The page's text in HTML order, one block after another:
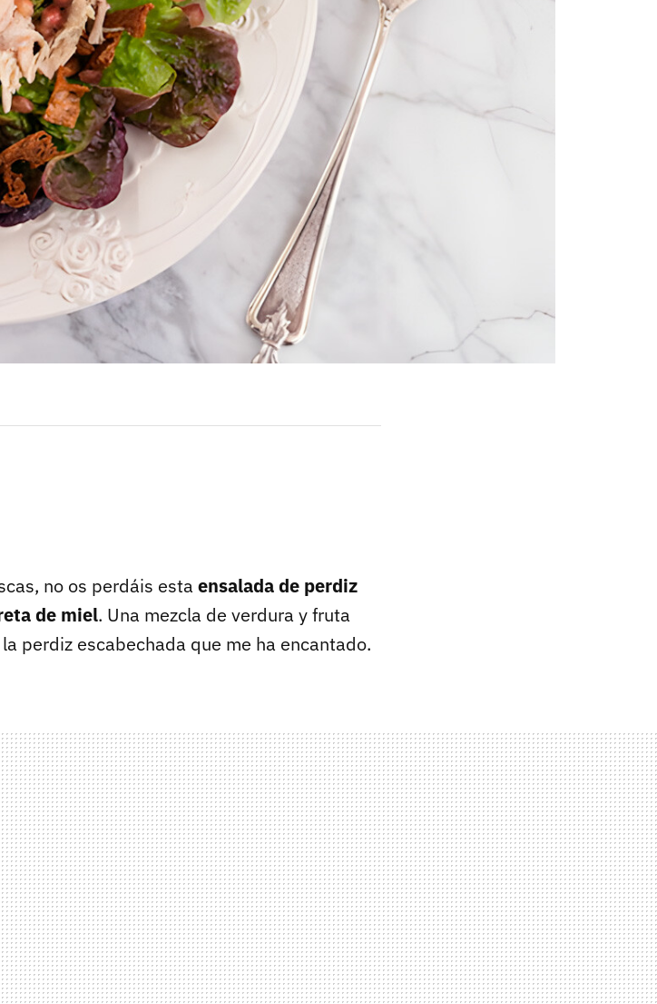
no os perdáis esta ensalada de perdiz
de miel. Una mezcla de verdura y fruta
perdiz escabechada que me ha encantado.